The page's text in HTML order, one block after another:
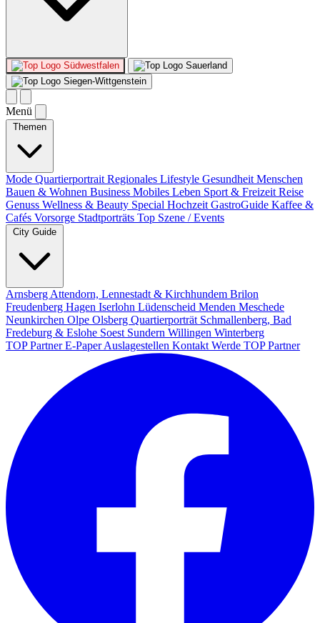
Südwestfalen
Sauerland
Siegen-Wittgenstein
Menü
Themen
Mode Quartierportrait Regionales Lifestyle Gesundheit Menschen
Bauen & Wohnen Business Mobiles Leben Sport & Freizeit Reise
Genuss Wellness & Beauty Special Hochzeit GastroGuide Kaffee &
Cafés Vorsorge Stadtporträts Top Szene / Events
City Guide
Arnsberg Attendorn, Lennestadt & Kirchhundem Brilon
Freudenberg Hagen Iserlohn Lüdenscheid Menden Meschede
Neunkirchen Olpe Olsberg Quartierporträt Schmallenberg, Bad
Fredeburg & Eslohe Soest Sundern Willingen Winterberg
TOP PartnerE-PaperAuslagestellen Kontakt Werde TOP Partner